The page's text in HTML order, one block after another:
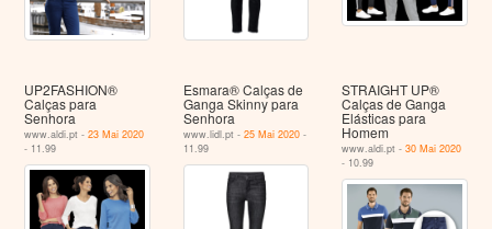
UP2FASHION®
Calças para
Senhora
www.aldi.pt -23 Mai 2020
- 11.99
Esmara® Calças de
Ganga Skinny para
Senhora
www.lidl.pt - 25 Mai 2020-
11.99
STRAIGHT UP®
Calças de Ganga
Elásticas para
Homem
www.aldi.pt -30 Mai 2020
- 10.99